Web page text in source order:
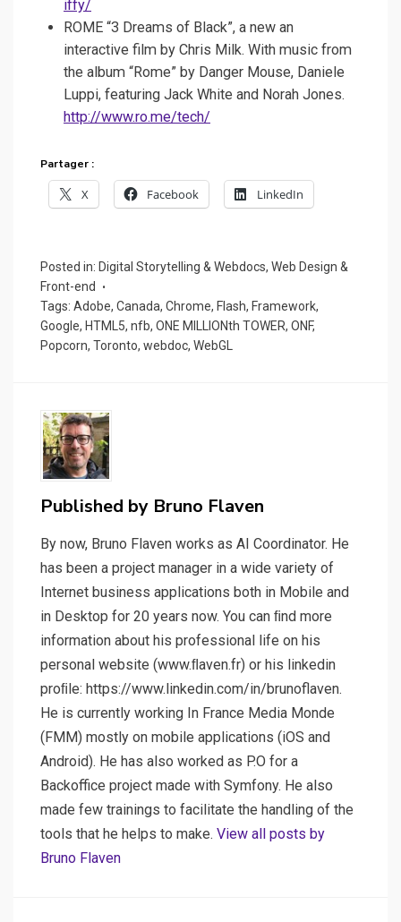
iffy/
ROME “3 Dreams of Black”, a new an
interactive film by Chris Milk. With music from
the album “Rome” by Danger Mouse, Daniele
Luppi, featuring Jack White and Norah Jones.
http://www.ro.me/tech/
Partager :
X Facebook LinkedIn
Posted in: Digital Storytelling & Webdocs, Web Design &
Front-end
Tags: Adobe, Canada, Chrome, Flash, Framework,
Google, HTML5, nfb, ONE MILLIONth TOWER, ONF,
Popcorn, Toronto, webdoc, WebGL
Published by Bruno Flaven
By now, Bruno Flaven works as AI Coordinator. He
has been a project manager in a wide variety of
Internet business applications both in Mobile and
in Desktop for 20 years now. You can ﬁnd more
information about his professional life on his
personal website (www.ﬂaven.fr) or his linkedin
proﬁle: https://www.linkedin.com/in/brunoflaven.
He is currently working In France Media Monde
(FMM) mostly on mobile applications (iOS and
Android). He has also worked as P.O for a
Backoffice project made with Symfony. He also
made few trainings to facilitate the handling of the
tools that he helps to make. View all posts by
Bruno Flaven